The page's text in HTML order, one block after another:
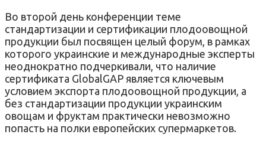
Во второй день конференции теме
стандартизации и сертификации плодоовощной
продукции был посвящен целый форум, в рамках
которого украинские и международные эксперты
неоднократно подчеркивали, что наличие
сертификата GlobalGAP является ключевым
условием экспорта плодоовощной продукции, а
без стандартизации продукции украинским
овощам и фруктам практически невозможно
попасть на полки европейских супермаркетов.